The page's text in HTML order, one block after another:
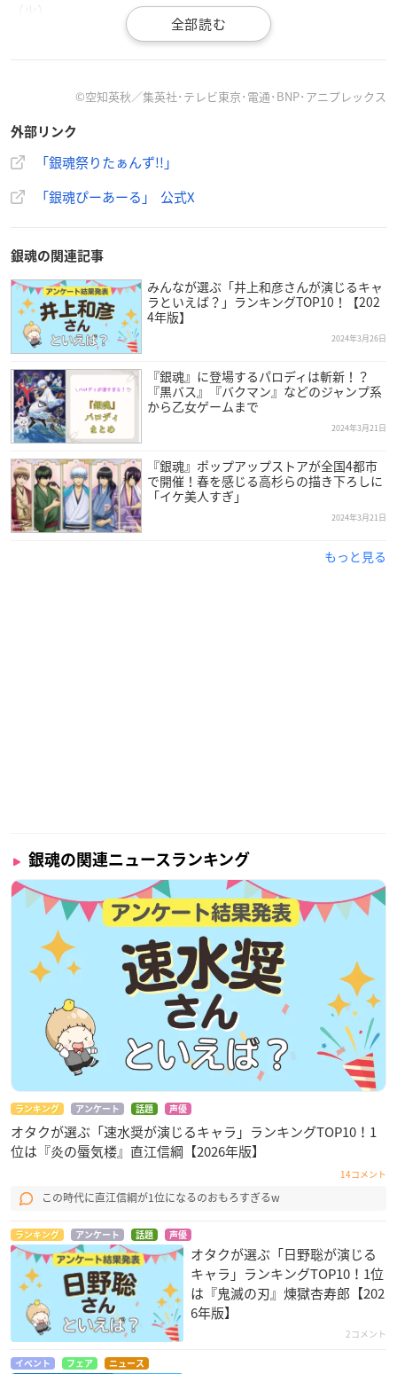
（火）
※天候により変動あり
【開催場所】
株式会社クリーク・アンド・リバー社
【企画・制作】
アトフェスⓇ
【共催】
浅草花やしき
【イベント】
バカ騒ぎは止まらない！
『銀魂祭りたぁんず！！』開催決定🎉
https://t.c
©空知英秋／集英社･テレビ東京･電通･BNP･アニプレックス
外部リンク
「銀魂祭りたぁんず!!」
「銀魂ぴーあーる」 公式X
銀魂の関連記事
みんなが選ぶ「井上和彦さんが演じるキャ
ラといえば？」ランキングTOP10！【202
4年版】
2024年3月26日
『銀魂』に登場するパロディは斬新！？
『黒バス』『バクマン』などのジャンプ系
から乙女ゲームまで
2024年3月21日
『銀魂』ポップアップストアが全国4都市
で開催！春を感じる高杉らの描き下ろしに
「イケ美人すぎ」
2024年3月21日
もっと見る
銀魂の関連ニュースランキング
ランキング アンケート 話題 声優
オタクが選ぶ「速水奨が演じるキャラ」ランキングTOP10！1
位は『炎の蜃気楼』直江信綱【2026年版】
14コメント
この時代に直江信綱が1位になるのおもろすぎるw
ランキング アンケート 話題 声優
オタクが選ぶ「日野聡が演じる
キャラ」ランキングTOP10！1位
は『鬼滅の刃』煉󠄁獄杏寿郎【202
6年版】
2コメント
イベント フェア ニュース